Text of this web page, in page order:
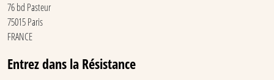
76 bd Pasteur
75015 Paris
FRANCE
Entrez dans la Résistance